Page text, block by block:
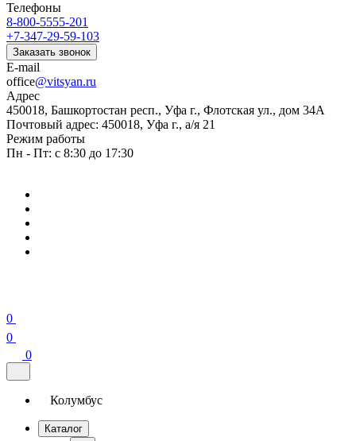
Телефоны
8-800-5555-201
+7-347-29-59-103
Заказать звонок
E-mail
office@vitsyan.ru
Адрес
450018, Башкортостан респ., Уфа г., Флотская ул., дом 34А
Почтовый адрес: 450018, Уфа г., а/я 21
Режим работы
Пн - Пт: с 8:30 до 17:30
0
0
0
Колумбус
Каталог